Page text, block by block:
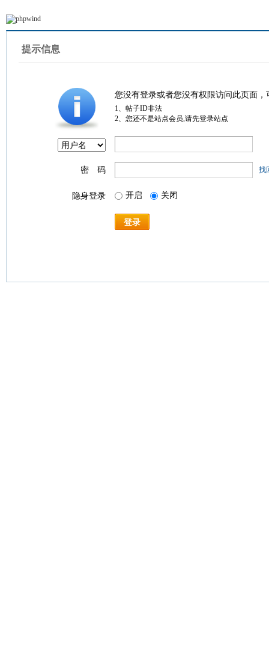
提示信息
您没有登录或者您没有权限访问此页面
1、帖子ID非法
2、您还不是站点会员,请先登录站点
密 码 找
隐身登录 开启 关闭
登录